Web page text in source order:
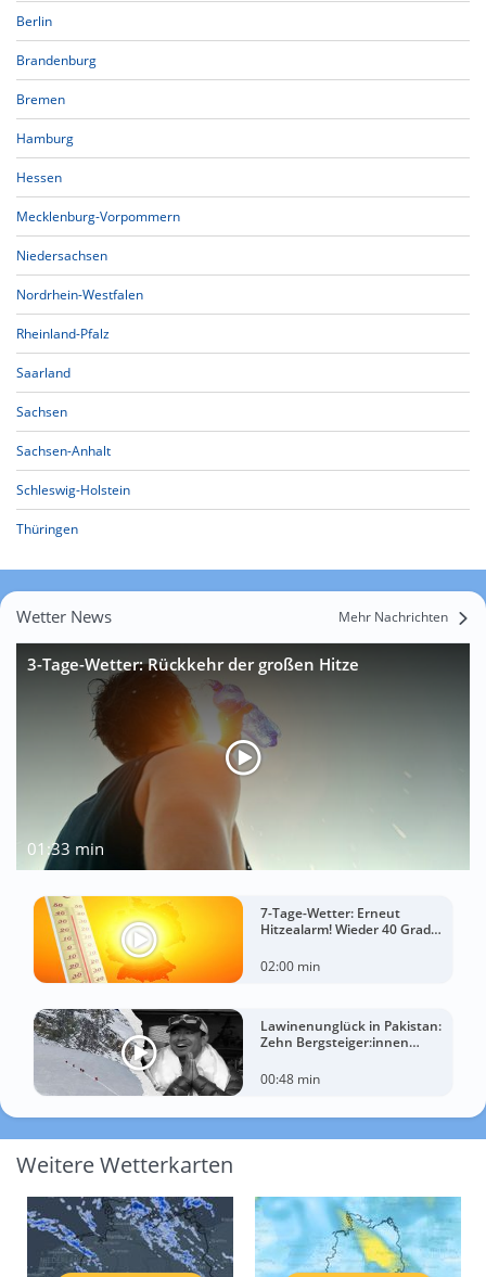
Berlin
Brandenburg
Bremen
Hamburg
Hessen
Mecklenburg-Vorpommern
Niedersachsen
Nordrhein-Westfalen
Rheinland-Pfalz
Saarland
Sachsen
Sachsen-Anhalt
Schleswig-Holstein
Thüringen
Wetter News Mehr Nachrichten
3-Tage-Wetter: Rückkehr der großen Hitze
01:33 min
7-Tage-Wetter: Erneut
Hitzealarm! Wieder 40 Grad
02:00 min
Lawinenunglück in Pakistan:
Zehn Bergsteiger:innen
00:48 min
Weitere Wetterkarten